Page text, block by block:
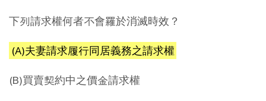
下列請求權何者不會罹於消滅時效？
(A)夫妻請求履行同居義務之請求權
(B)買賣契約中之價金請求權